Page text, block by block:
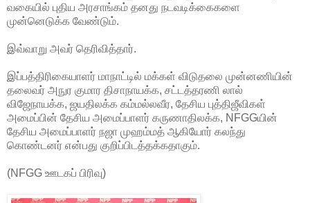
வகையில் புதிய அரசாங்கம் தனது நடவடிக்கைகளை
முன்னெடுக்க வேண்டும்.
இவ்வாறு அவர் தெரிவித்தார்.
இப்பத்திரிகையாளர் மாநாட்டில் மக்கள் விடுதலை முன்னணியின்
தலைவர் அநுர குமார திசாநாயக்க, சட்டத்தரணி லால்
விஜேநாயக்க, ஜயதிலக்க கம்மல்லவீர, தேசிய புத்திஜீவிகள்
அமைப்பின் தேசிய அமைப்பாளர் கருணாதிலக்க, NFGGயின்
தேசிய அமைப்பாளர் நஜா முஹம்மத் ஆகியோர் கலந்து
கொண்டனர் என்பது குறிப்பிடத்தக்கதாகும்.
(NFGG ஊடகப் பிரிவு)